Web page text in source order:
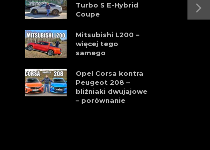
Turbo S E-Hybrid
Coupe
Mitsubishi L200 –
więcej tego
samego
Opel Corsa kontra
Peugeot 208 –
bliźniaki dwujajowe
– porównanie